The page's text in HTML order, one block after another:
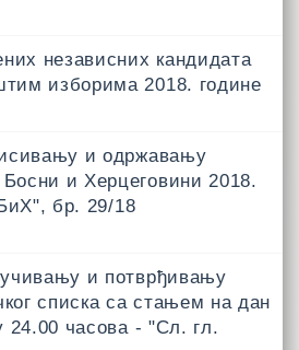
независних кандидата
изборима 2018. године
и одржавању
и Херцеговини 2018.
бр. 29/18
и потврђивању
списка са стањем на дан
24.00 часова - "Сл. гл.